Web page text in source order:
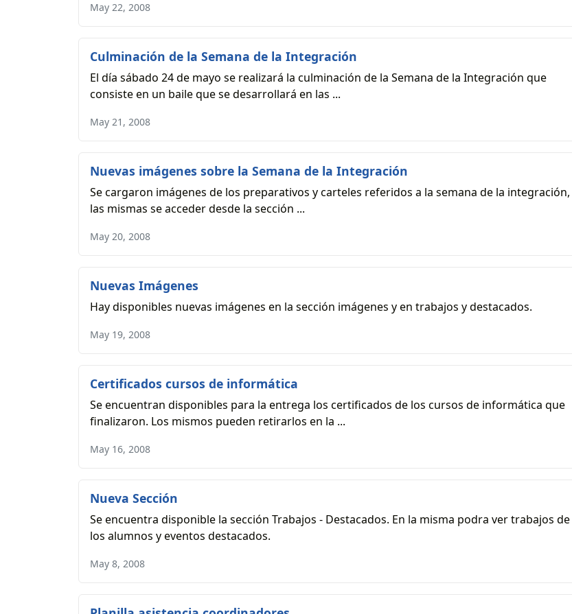
May 22, 2008
Culminación de la Semana de la Integración
El día sábado 24 de mayo se realizará la culminación de la Semana de la Integración que
consiste en un baile que se desarrollará en las ...
May 21, 2008
Nuevas imágenes sobre la Semana de la Integración
Se cargaron imágenes de los preparativos y carteles referidos a la semana de la integración,
las mismas se acceder desde la sección ...
May 20, 2008
Nuevas Imágenes
Hay disponibles nuevas imágenes en la sección imágenes y en trabajos y destacados.
May 19, 2008
Certificados cursos de informática
Se encuentran disponibles para la entrega los certificados de los cursos de informática que
finalizaron. Los mismos pueden retirarlos en la ...
May 16, 2008
Nueva Sección
Se encuentra disponible la sección Trabajos - Destacados. En la misma podra ver trabajos de
los alumnos y eventos destacados.
May 8, 2008